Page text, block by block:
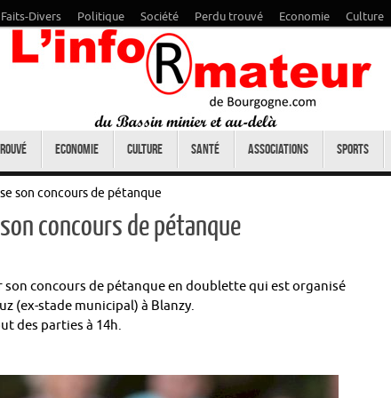
Faits-Divers Politique Société Perdu trouvé Economie Culture
Economie Culture Santé Associations Sports
son concours de pétanque
concours de pétanque
son concours de pétanque en doublette qui est organisé
(ex-stade municipal) à Blanzy.
des parties à 14h.